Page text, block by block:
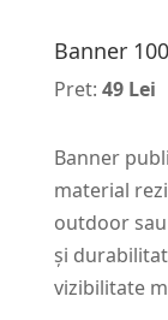
Banner
Pret: 49 Lei
Banner
material
outdoor
și
vizibilitate